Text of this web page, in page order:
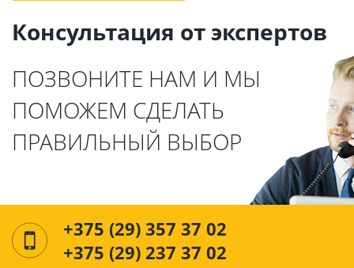
Консультация от экспертов
ПОЗВОНИТЕ НАМ И МЫ
ПОМОЖЕМ СДЕЛАТЬ
ПРАВИЛЬНЫЙ ВЫБОР
+375 (29) 357 37 02
+375 (29) 237 37 02